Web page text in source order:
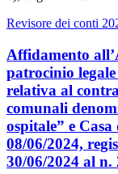
Revisore dei conti
Affidamento
patrocinio
relativa al
comunali
ospitale” e
08/06/2024,
30/06/2024 al